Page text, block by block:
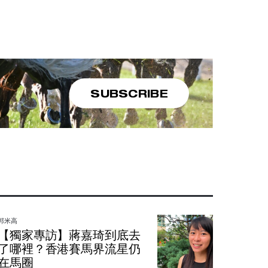
SUBSCRIBE
米高
獨家專訪】蔣嘉琦到底去
哪裡？香港賽馬界流星仍
馬圈